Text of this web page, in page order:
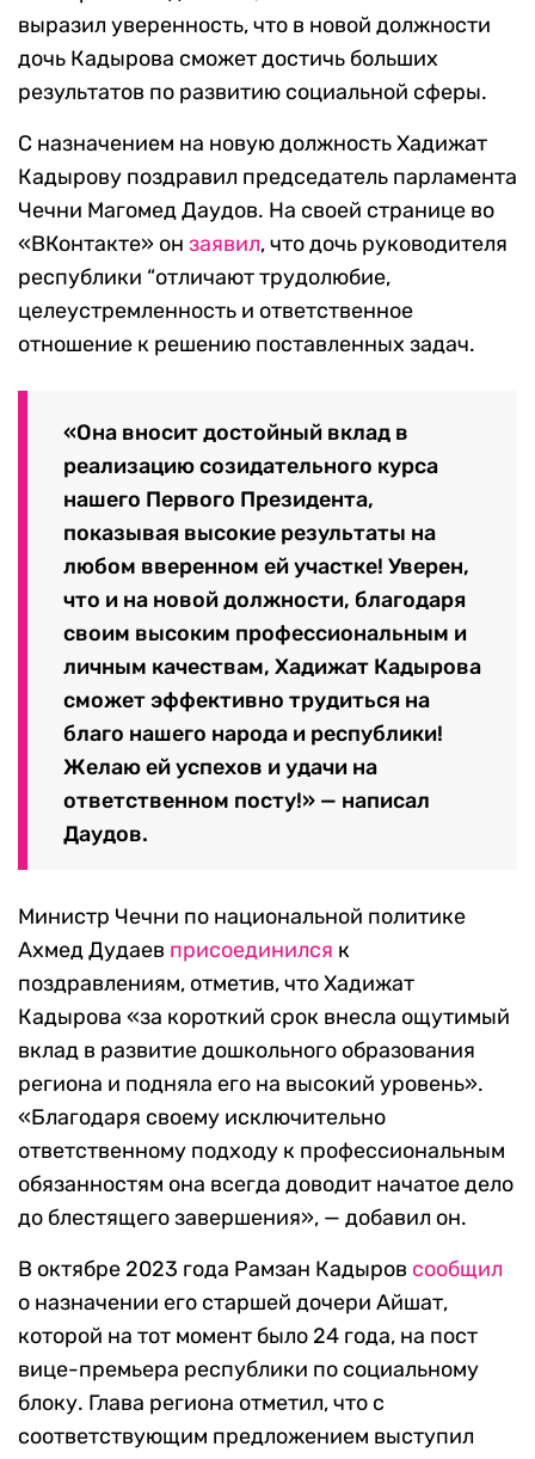
выразил уверенность, что в новой должности
дочь Кадырова сможет достичь больших
результатов по развитию социальной сферы.
С назначением на новую должность Хадижат
Кадырову поздравил председатель парламента
Чечни Магомед Даудов. На своей странице во
«ВКонтакте» он заявил, что дочь руководителя
республики “отличают трудолюбие,
целеустремленность и ответственное
отношение к решению поставленных задач.
«Она вносит достойный вклад в
реализацию созидательного курса
нашего Первого Президента,
показывая высокие результаты на
любом вверенном ей участке! Уверен,
что и на новой должности, благодаря
своим высоким профессиональным и
личным качествам, Хадижат Кадырова
сможет эффективно трудиться на
благо нашего народа и республики!
Желаю ей успехов и удачи на
ответственном посту!» — написал
Даудов.
Министр Чечни по национальной политике
Ахмед Дудаев присоединился к
поздравлениям, отметив, что Хадижат
Кадырова «за короткий срок внесла ощутимый
вклад в развитие дошкольного образования
региона и подняла его на высокий уровень».
«Благодаря своему исключительно
ответственному подходу к профессиональным
обязанностям она всегда доводит начатое дело
до блестящего завершения», — добавил он.
В октябре 2023 года Рамзан Кадыров сообщил
о назначении его старшей дочери Айшат,
которой на тот момент было 24 года, на пост
вице-премьера республики по социальному
блоку. Глава региона отметил, что с
соответствующим предложением выступил